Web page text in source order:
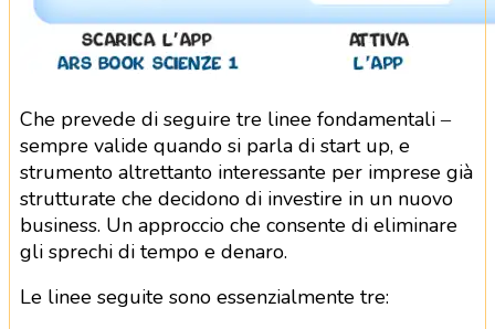
Che prevede di seguire tre linee fondamentali –
sempre valide quando si parla di start up, e
strumento altrettanto interessante per imprese già
strutturate che decidono di investire in un nuovo
business. Un approccio che consente di eliminare
gli sprechi di tempo e denaro.
Le linee seguite sono essenzialmente tre: